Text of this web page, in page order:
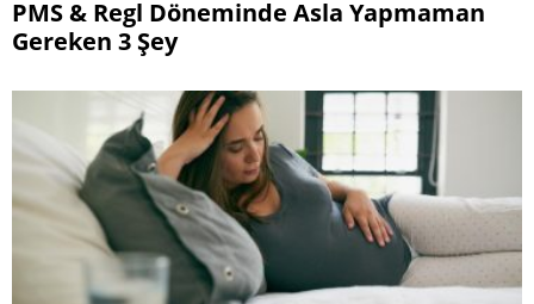
PMS & Regl Döneminde Asla Yapmaman
Gereken 3 Şey